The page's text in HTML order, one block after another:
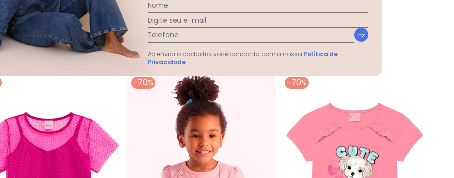
Ver todas as avaliações
-70% -70%
Nome
Digite seu e-mail
Telefone
Ao enviar o cadastro, você concorda com a nossa Política de
Privacidade